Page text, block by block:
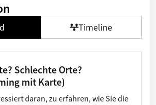
Timeline
Schlechte Orte?
mit Karte)
daran, zu erfahren, wie Sie die